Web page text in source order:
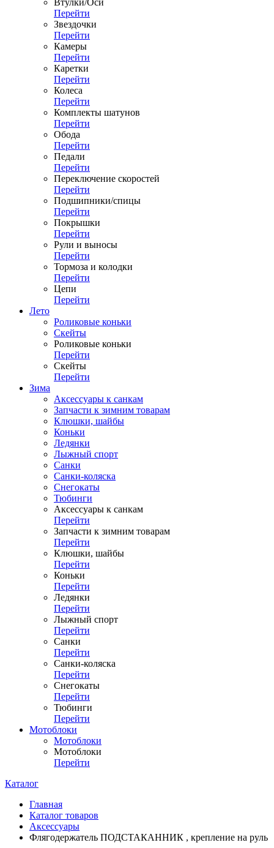
Втулки/Оси
Перейти
Звездочки
Перейти
Камеры
Перейти
Каретки
Перейти
Колеса
Перейти
Комплекты шатунов
Перейти
Обода
Перейти
Педали
Перейти
Переключение скоростей
Перейти
Подшипники/спицы
Перейти
Покрышки
Перейти
Рули и выносы
Перейти
Тормоза и колодки
Перейти
Цепи
Перейти
Лето
Роликовые коньки
Скейты
Роликовые коньки
Перейти
Скейты
Перейти
Зима
Аксессуары к санкам
Запчасти к зимним товарам
Клюшки, шайбы
Коньки
Ледянки
Лыжный спорт
Санки
Санки-коляска
Снегокаты
Тюбинги
Аксессуары к санкам
Перейти
Запчасти к зимним товарам
Перейти
Клюшки, шайбы
Перейти
Коньки
Перейти
Ледянки
Перейти
Лыжный спорт
Перейти
Санки
Перейти
Санки-коляска
Перейти
Снегокаты
Перейти
Тюбинги
Перейти
Мотоблоки
Мотоблоки
Мотоблоки
Перейти
Каталог
Главная
Каталог товаров
Аксессуары
Флягодержатель ПОДСТАКАННИК , крепление на руль